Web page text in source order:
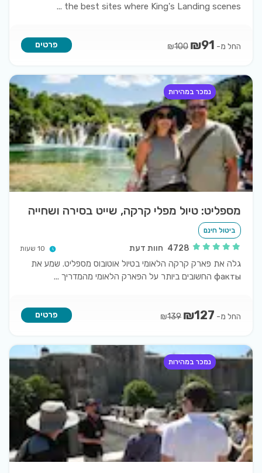
the best sites where King's Landing scenes
...
החל מ- ₪91
100 פרטים
נמכר במהירות
מספליט: טיול מפלי קרקה, שייט בסירה ושחייה
ביטול חינם
4728 חוות דעת 10 שעות
גלה את פארק קרקה הלאומי בטיול אוטובוס מספליט. שמע את
факты החשובים ביותר על הפארק הלאומי מהמדריך
...
החל מ- ₪127
139 פרטים
נמכר במהירות